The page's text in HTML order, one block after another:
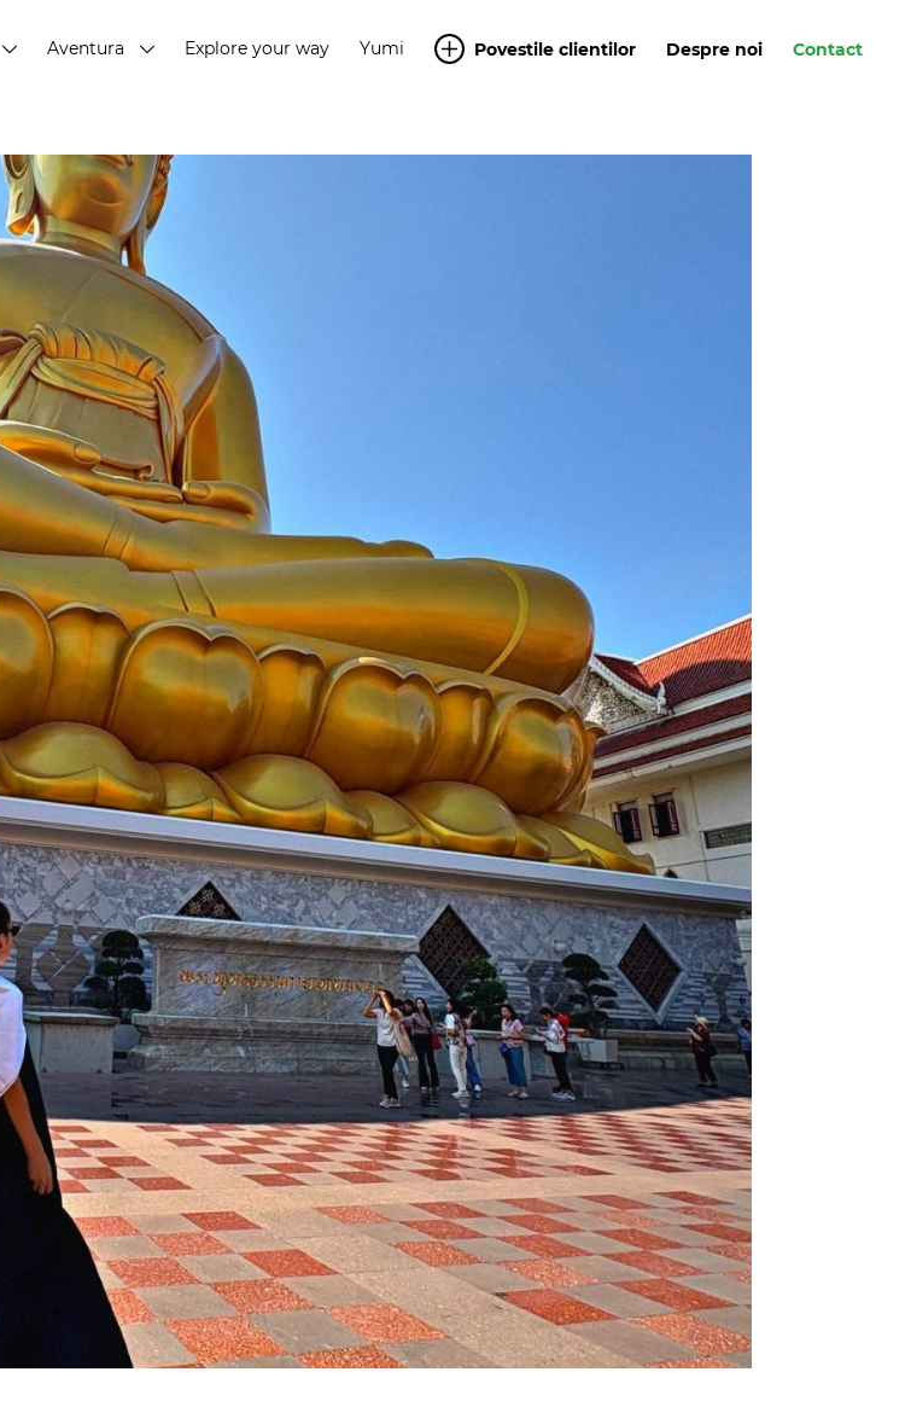
Aventura Explore your way Yumi Povestile clientilor Despre noi Contact